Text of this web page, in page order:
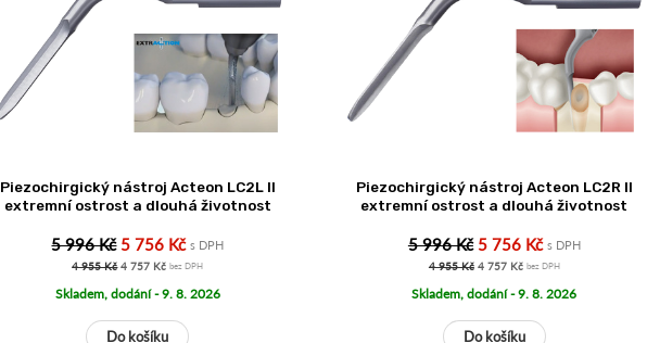
Piezochirgický nástroj Acteon LC2L II
extremní ostrost a dlouhá životnost
5 996 Kč 5 756 Kčs DPH
4 955 Kč 4 757 Kčbez DPH
Skladem, dodání - 9. 8. 2026
Piezochirgický nástroj Acteon LC2R II
extremní ostrost a dlouhá životnost
5 996 Kč 5 756 Kč s DPH
4 955 Kč 4 757 Kč bez DPH
Skladem, dodání - 9. 8. 2026